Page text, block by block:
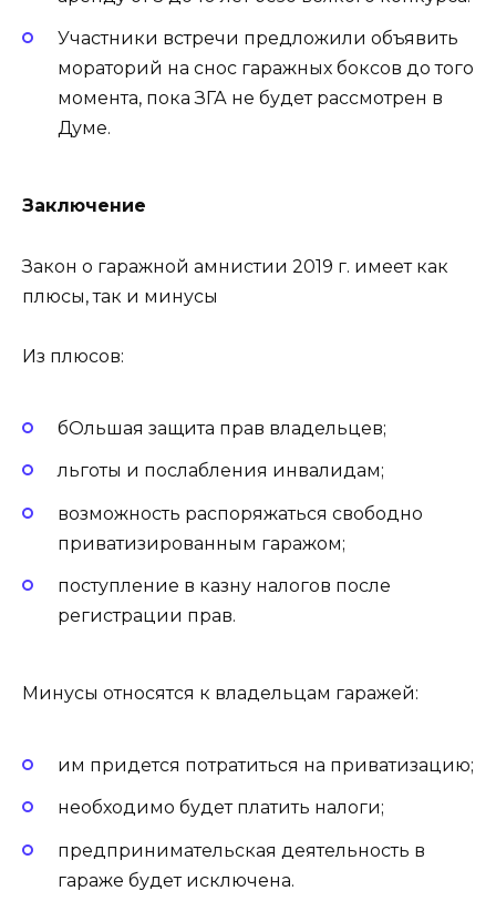
Участники встречи предложили объявить
мораторий на снос гаражных боксов до того
момента, пока ЗГА не будет рассмотрен в
Думе.
Заключение
Закон о гаражной амнистии 2019 г. имеет как
плюсы, так и минусы
Из плюсов:
бОльшая защита прав владельцев;
льготы и послабления инвалидам;
возможность распоряжаться свободно
приватизированным гаражом;
поступление в казну налогов после
регистрации прав.
Минусы относятся к владельцам гаражей:
им придется потратиться на приватизацию;
необходимо будет платить налоги;
предпринимательская деятельность в
гараже будет исключена.